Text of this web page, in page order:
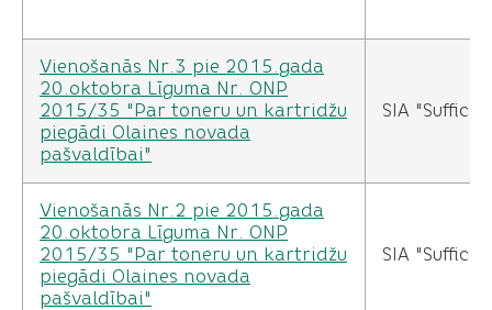
Vienošanās Nr.3 pie 2015.gada
20.oktobra Līguma Nr. ONP
2015/35 "Par toneru un kartridžu
piegādi Olaines novada
pašvaldībai"
SIA "Sufficio"
Vienošanās Nr.2 pie 2015.gada
20.oktobra Līguma Nr. ONP
2015/35 "Par toneru un kartridžu
piegādi Olaines novada
pašvaldībai"
SIA "Sufficio"